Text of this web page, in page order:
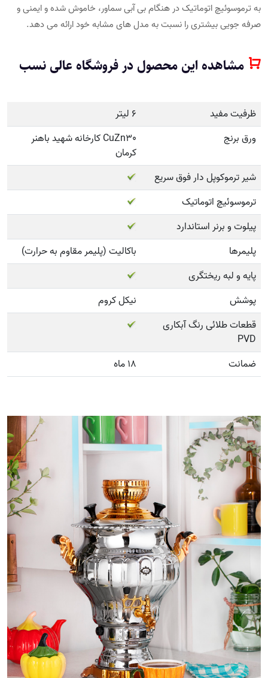
به ترموسوئیچ اتوماتیک در هنگام بی آبی سماور، خاموش شده و ایمنی و
صرفه جویی بیشتری را نسبت به مدل های مشابه خود ارائه می دهد.
مشاهده این محصول در فروشگاه عالی نسب
ظرفیت مفید
6 لیتر
ورق برنج
CuZn30 کارخانه شهید باهنر
کرمان
شیر ترموکوپل دار فوق سریع
ترموسوئیچ اتوماتیک
پیلوت و برنر استاندارد
پلیمرها
باکالیت (پلیمر مقاوم به حرارت)
پایه و لبه ریختگری
پوشش
نیکل کروم
قطعات طلائی رنگ آبکاری
PVD
ضمانت
18 ماه